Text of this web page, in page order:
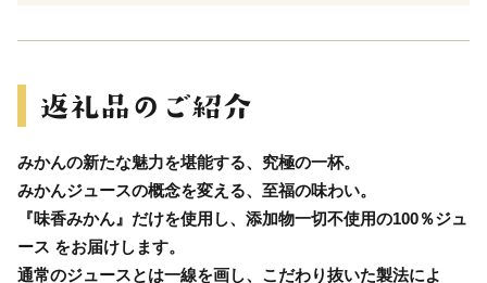
みかんの新たな魅力を堪能する、究極の一杯。
みかんジュースの概念を変える、至福の味わい。
『味香みかん』だけを使用し、添加物一切不使用の100％ジュ
ース をお届けします。
通常のジュースとは一線を画し、こだわり抜いた製法によ